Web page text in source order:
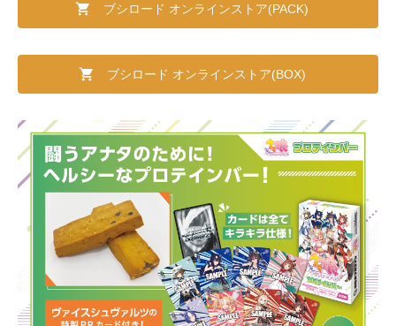
ブシロード オンラインストア(PACK)
ブシロード オンラインストア(BOX)